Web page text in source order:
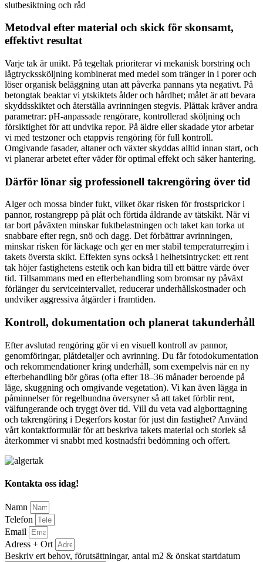
slutbesiktning och råd
Metodval efter material och skick för skonsamt,
effektivt resultat
Varje tak är unikt. På tegeltak prioriterar vi mekanisk borstring och
lågtryckssköljning kombinerat med medel som tränger in i porer och
löser organisk beläggning utan att påverka pannans yta negativt. På
betongtak beaktar vi ytskiktets ålder och hårdhet; målet är att bevara
skyddsskiktet och återställa avrinningen stegvis. Plåttak kräver andra
parametrar: pH-anpassade rengörare, kontrollerad sköljning och
försiktighet för att undvika repor. På äldre eller skadade ytor arbetar
vi med testzoner och etappvis rengöring för full kontroll.
Omgivande fasader, altaner och växter skyddas alltid innan start, och
vi planerar arbetet efter väder för optimal effekt och säker hantering.
Därför lönar sig professionell takrengöring över tid
Alger och mossa binder fukt, vilket ökar risken för frostsprickor i
pannor, rostangrepp på plåt och förtida åldrande av tätskikt. När vi
tar bort påväxten minskar fuktbelastningen och taket kan torka ut
snabbare efter regn, snö och dagg. Det förbättrar avrinningen,
minskar risken för läckage och ger en mer stabil temperaturregim i
takets översta skikt. Effekten syns också i helhetsintrycket: ett rent
tak höjer fastighetens estetik och kan bidra till ett bättre värde över
tid. Tillsammans med en efterbehandling som bromsar ny påväxt
förlänger du serviceintervallet, reducerar underhållskostnader och
undviker aggressiva åtgärder i framtiden.
Kontroll, dokumentation och planerat takunderhåll
Efter avslutad rengöring gör vi en visuell kontroll av pannor,
genomföringar, plåtdetaljer och avrinning. Du får fotodokumentation
och rekommendationer kring underhåll, som exempelvis när en ny
efterbehandling bör göras (ofta efter 18–36 månader beroende på
läge, skuggning och omgivande vegetation). Vi kan även lägga in
påminnelser för regelbundna översyner så att taket förblir rent,
välfungerande och tryggt över tid. Vill du veta vad algborttagning
och takrengöring i Degerfors kostar för just din fastighet? Använd
vårt kontaktformulär för att beskriva takets material och storlek så
återkommer vi snabbt med kostnadsfri bedömning och offert.
Kontakta oss idag!
Namn
Telefon
Email
Adress + Ort
Beskriv ert behov, förutsättningar, antal m2 & önskat startdatum